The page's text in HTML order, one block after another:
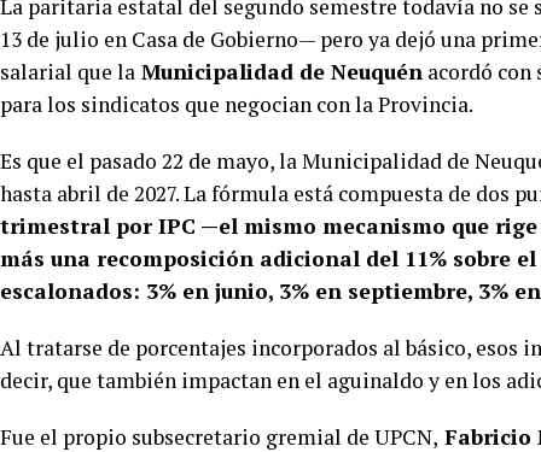
Compartir
La paritaria estatal del segundo semestre todavía no
13 de julio en Casa de Gobierno— pero ya dejó una
salarial que la Municipalidad de Neuquén acordó
para los sindicatos que negocian con la Provincia.
Es que el pasado 22 de mayo, la Municipalidad de
hasta abril de 2027. La fórmula está compuesta de dos
trimestral por IPC —el mismo mecanismo que
más una recomposición adicional del 11% sobre
escalonados: 3% en junio, 3% en septiembre, 3%
Al tratarse de porcentajes incorporados al básico, esos
decir, que también impactan en el aguinaldo y en los
Fue el propio subsecretario gremial de UPCN, Fabricio